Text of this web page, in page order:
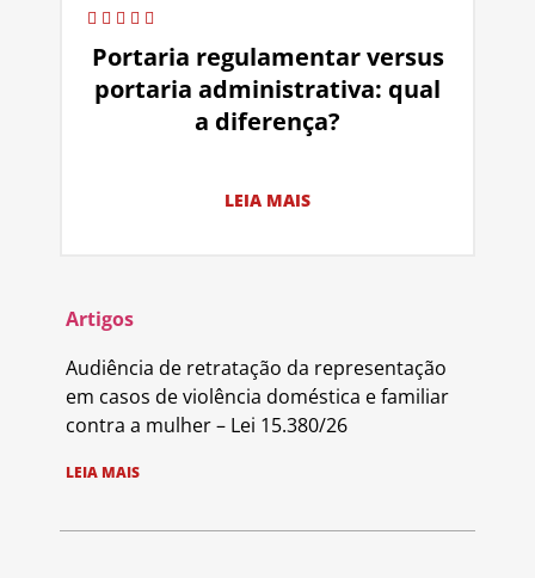
Portaria regulamentar versus
portaria administrativa: qual
a diferença?
LEIA MAIS
Artigos
Audiência de retratação da representação
em casos de violência doméstica e familiar
contra a mulher – Lei 15.380/26
LEIA MAIS